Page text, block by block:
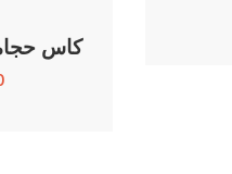
كاس